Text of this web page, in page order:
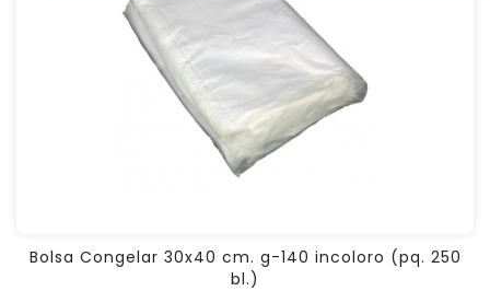
Bolsa Congelar 30x40 cm. g-140 incoloro (pq. 250
bl.)